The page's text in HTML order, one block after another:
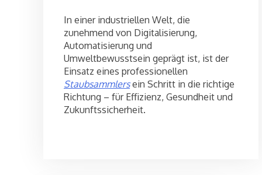
In einer industriellen Welt, die
zunehmend von Digitalisierung,
Automatisierung und
Umweltbewusstsein geprägt ist, ist der
Einsatz eines professionellen
Staubsammlersein Schritt in die richtige
Richtung – für Effizienz, Gesundheit und
Zukunftssicherheit.